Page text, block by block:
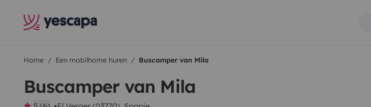
Home Een mobilhome huren Buscamper van Mila
Buscamper van Mila